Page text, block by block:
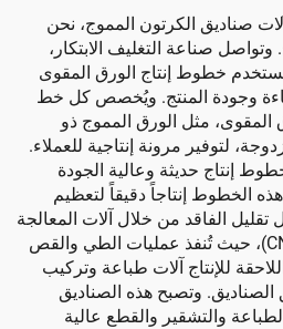
صناديق الكرتون المموج، نحن
صناعة التغليف الابتكار،
خطوط إنتاج الورق المقوى
وجودة المنتج. ويُخصص كل خط
المقوى، مثل الورق المموج ذو
لتوفير مرونة إنتاجية للعملاء.
إنتاج حديثة وعالية الجودة
الخطوط إنتاجاً دقيقاً لتعظيم
تقليل الفاقد من خلال آلات المعالجة
باستخدام الحاسب الآلي (CNC)، حيث تُنفذ عمليات الطي والقص
للإنتاج آلات طباعة وتركيب
وتصبح هذه الصناديق
والتشقير والقطع عالية